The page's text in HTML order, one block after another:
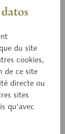
du site
cookies,
de ce site
directe ou
sites
qu’avec